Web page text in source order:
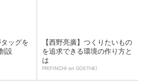
ッグを
設
【西野亮廣】つくりたいもの
を追求できる環境の作り方と
は
PR(FINCHI on GOETHE)